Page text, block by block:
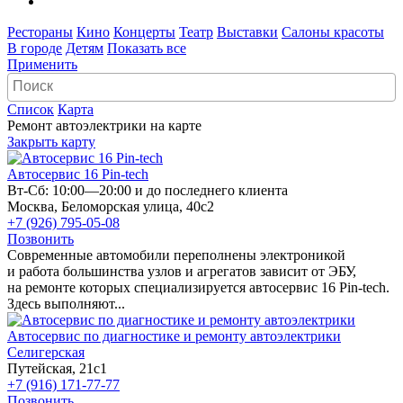
Рестораны Кино Концерты Театр Выставки Салоны красоты
В городе Детям Показать все
Применить
Список Карта
Ремонт автоэлектрики на карте
Закрыть карту
Автосервис 16 Pin-tech
Вт-Сб: 10:00—20:00 и до последнего клиента
Москва, Беломорская улица, 40с2
+7 (926) 795-05-08
Позвонить
Современные автомобили переполнены электроникой
и работа большинства узлов и агрегатов зависит от ЭБУ,
на ремонте которых специализируется автосервис 16 Pin-tech.
Здесь выполняют...
Автосервис по диагностике и ремонту автоэлектрики
Селигерская
Путейская, 21с1
+7 (916) 171-77-77